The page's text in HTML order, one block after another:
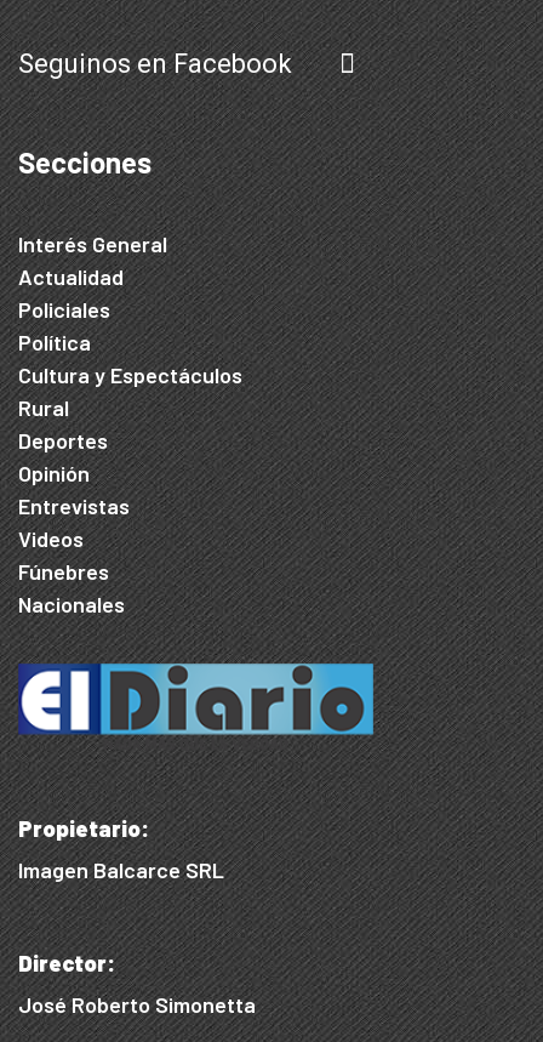
Seguinos en Facebook
Secciones
Interés General
Actualidad
Policiales
Política
Cultura y Espectáculos
Rural
Deportes
Opinión
Entrevistas
Videos
Fúnebres
Nacionales
Propietario:
Imagen Balcarce SRL
Director:
José Roberto Simonetta